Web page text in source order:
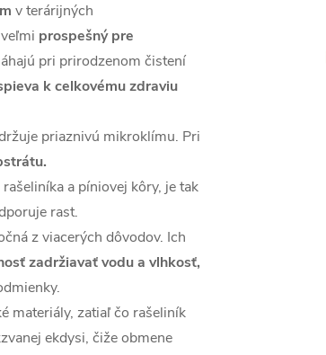
v terárijných
prospešný pre
pri prirodzenom čistení
k celkovému zdraviu
priaznivú mikroklímu. Pri
a píniovej kôry, je tak
rast.
z viacerých dôvodov. Ich
zadržiavať vodu a vlhkosť,
materiály, zatiaľ čo rašeliník
ekdysi, čiže obmene